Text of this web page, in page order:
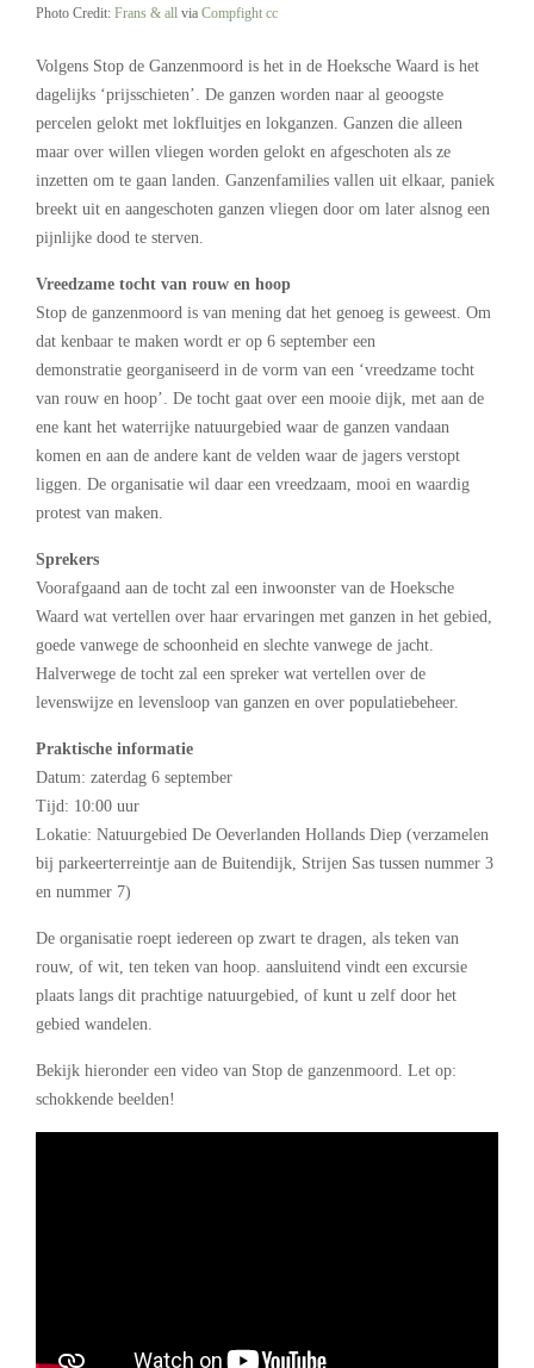
Photo Credit: Frans & all via Compfight cc
Volgens Stop de Ganzenmoord is het in de Hoeksche Waard is het
dagelijks ‘prijsschieten’. De ganzen worden naar al geoogste
percelen gelokt met lokfluitjes en lokganzen. Ganzen die alleen
maar over willen vliegen worden gelokt en afgeschoten als ze
inzetten om te gaan landen. Ganzenfamilies vallen uit elkaar, paniek
breekt uit en aangeschoten ganzen vliegen door om later alsnog een
pijnlijke dood te sterven.
Vreedzame tocht van rouw en hoop
Stop de ganzenmoord is van mening dat het genoeg is geweest. Om
dat kenbaar te maken wordt er op 6 september een
demonstratie georganiseerd in de vorm van een ‘vreedzame tocht
van rouw en hoop’. De tocht gaat over een mooie dijk, met aan de
ene kant het waterrijke natuurgebied waar de ganzen vandaan
komen en aan de andere kant de velden waar de jagers verstopt
liggen. De organisatie wil daar een vreedzaam, mooi en waardig
protest van maken.
Sprekers
Voorafgaand aan de tocht zal een inwoonster van de Hoeksche
Waard wat vertellen over haar ervaringen met ganzen in het gebied,
goede vanwege de schoonheid en slechte vanwege de jacht.
Halverwege de tocht zal een spreker wat vertellen over de
levenswijze en levensloop van ganzen en over populatiebeheer.
Praktische informatie
Datum: zaterdag 6 september
Tijd: 10:00 uur
Lokatie: Natuurgebied De Oeverlanden Hollands Diep (verzamelen
bij parkeerterreintje aan de Buitendijk, Strijen Sas tussen nummer 3
en nummer 7)
De organisatie roept iedereen op zwart te dragen, als teken van
rouw, of wit, ten teken van hoop. aansluitend vindt een excursie
plaats langs dit prachtige natuurgebied, of kunt u zelf door het
gebied wandelen.
Bekijk hieronder een video van Stop de ganzenmoord. Let op:
schokkende beelden!